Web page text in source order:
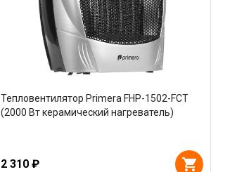
Тепловентилятор Primera FHP-1502-FCT
(2000 Вт керамический нагреватель)
2 310 ₽